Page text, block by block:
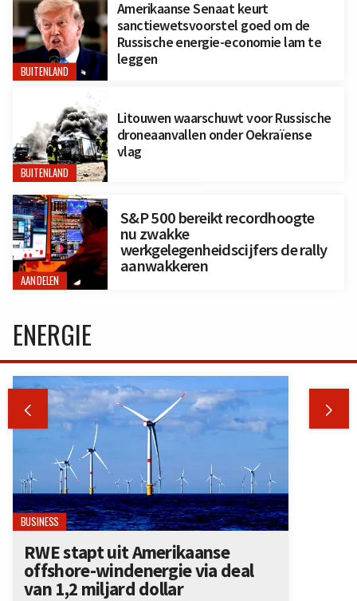
BUITENLAND
Amerikaanse Senaat keurt
sanctiewetsvoorstel goed om de
Russische energie-economie lam te
leggen
BUITENLAND
Litouwen waarschuwt voor Russische
droneaanvallen onder Oekraïense
vlag
AANDELEN
S&P 500 bereikt recordhoogte
nu zwakke
werkgelegenheidscijfers de rally
aanwakkeren
ENERGIE
 
BUSINESS
RWE stapt uit Amerikaanse
offshore-windenergie via deal
van 1,2 miljard dollar